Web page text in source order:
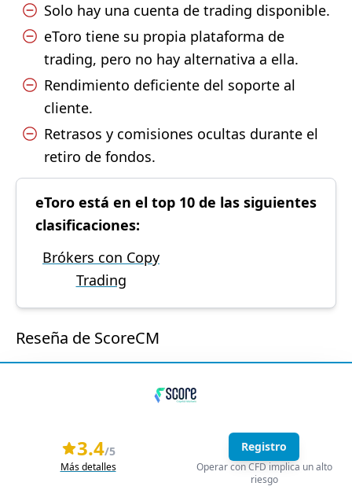
Solo hay una cuenta de trading disponible.
eToro tiene su propia plataforma de
trading, pero no hay alternativa a ella.
Rendimiento deficiente del soporte al
cliente.
Retrasos y comisiones ocultas durante el
retiro de fondos.
eToro está en el top 10 de las siguientes
clasificaciones:
Brókers con Copy
Trading
Reseña de ScoreCM
3.4/5
Más detalles
Registro
Operar con CFD implica un alto
riesgo